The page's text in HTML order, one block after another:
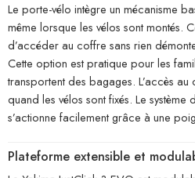
Le porte-vélo intègre un mécanisme
même lorsque les vélos sont montés.
d’accéder au coffre sans rien
Cette option est pratique pour les
transportent des bagages. L’accès
quand les vélos sont fixés. Le système
s’actionne facilement grâce à une
Plateforme extensible et